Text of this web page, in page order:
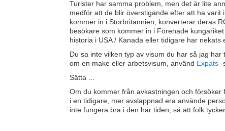
Turister har samma problem, men det är lite
medför att de blir överstigande efter att ha
kommer in i Storbritannien, konverterar deras
besökare som kommer in i Förenade
historia i USA / Kanada eller tidigare har nekats
Du sa inte vilken typ av visum du har så jag
om en make eller arbetsvisum, använd Expats -
Sätta ...
Om du kommer från avkastningen och
i en tidigare, mer avslappnad era använde
inte fungera bra i den här tiden, så att folk